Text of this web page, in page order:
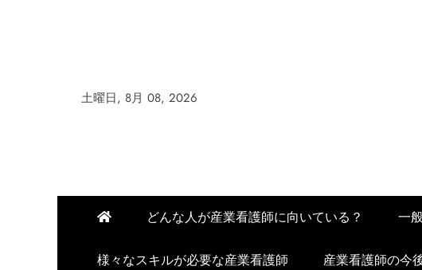
土曜日, 8月 08, 2026
どんな人が産業看護師に向いている？ 一
様々なスキルが必要な産業看護師 産業看護師の今